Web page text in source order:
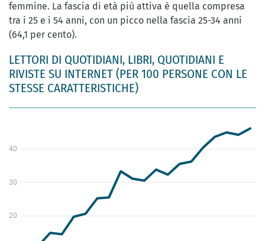
femmine. La fascia di età più attiva è quella compresa
tra i 25 e i 54 anni, con un picco nella fascia 25-34 anni
(64,1 per cento).
LETTORI DI QUOTIDIANI, LIBRI, QUOTIDIANI E
RIVISTE SU INTERNET (PER 100 PERSONE CON LE
STESSE CARATTERISTICHE)